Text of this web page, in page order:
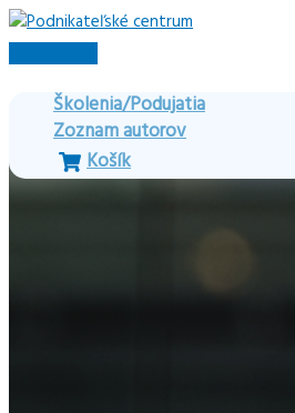
Preskočiť
na
Hlavné
Školenia/Podujatia
Zoznam autorov
Košík